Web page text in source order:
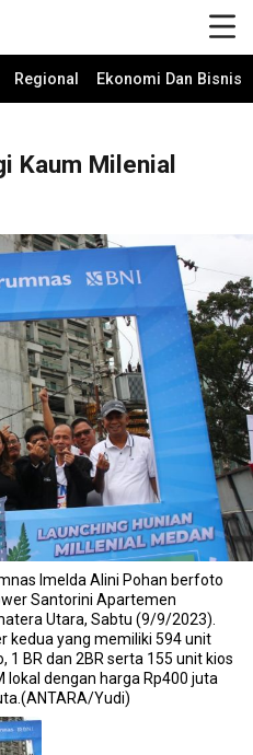
Regional Ekonomi Dan Bisnis
Kaum Milenial
Imelda Alini Pohan berfoto
Santorini Apartemen
Utara, Sabtu (9/9/2023).
kedua yang memiliki 594 unit
1 BR dan 2BR serta 155 unit kios
lokal dengan harga Rp400 juta
Yudi)